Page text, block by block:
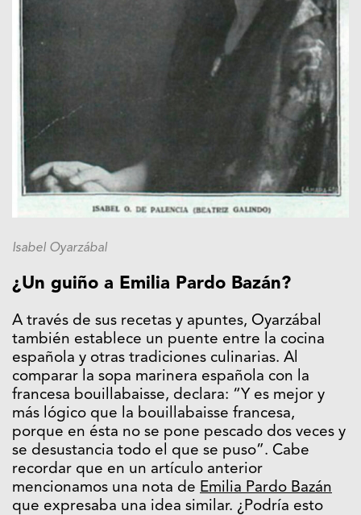
Isabel Oyarzábal
¿Un guiño a Emilia Pardo Bazán?
A través de sus recetas y apuntes, Oyarzábal
también establece un puente entre la cocina
española y otras tradiciones culinarias. Al
comparar la sopa marinera española con la
francesa bouillabaisse, declara: “Y es mejor y
más lógico que la bouillabaisse francesa,
porque en ésta no se pone pescado dos veces y
se desustancia todo el que se puso”. Cabe
recordar que en un artículo anterior
mencionamos una nota de Emilia Pardo Bazán
que expresaba una idea similar. ¿Podría esto